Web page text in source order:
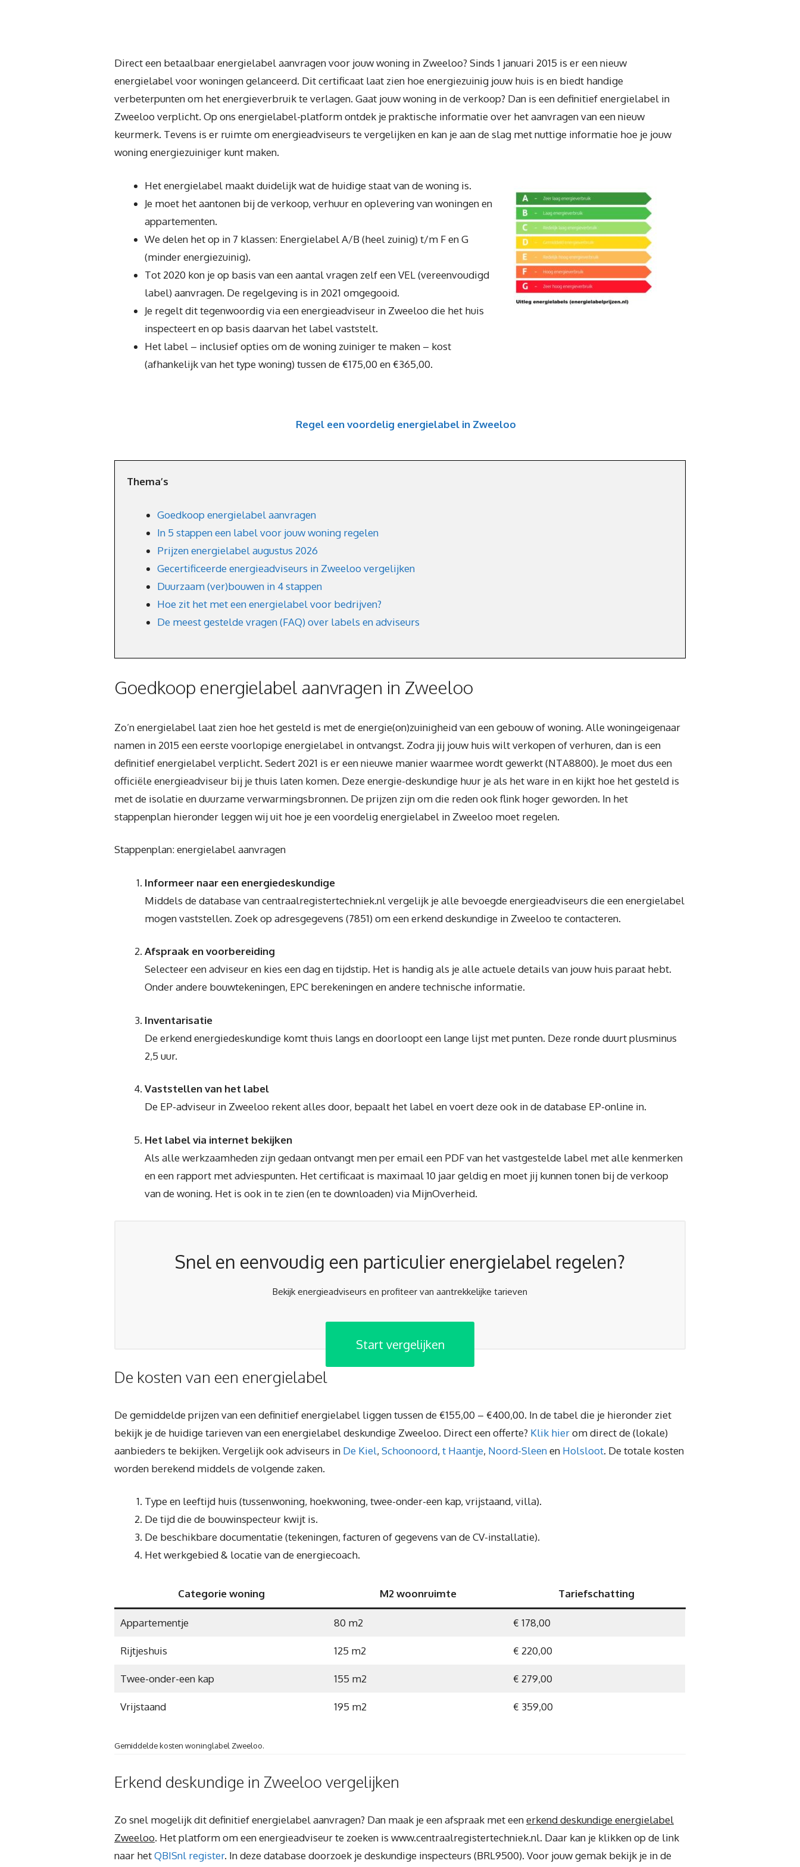
Direct een betaalbaar energielabel aanvragen voor jouw woning in Zweeloo? Sinds 1 januari 2015 is er een nieuw
energielabel voor woningen gelanceerd. Dit certificaat laat zien hoe energiezuinig jouw huis is en biedt handige
verbeterpunten om het energieverbruik te verlagen. Gaat jouw woning in de verkoop? Dan is een definitief energielabel in
Zweeloo verplicht. Op ons energielabel-platform ontdek je praktische informatie over het aanvragen van een nieuw
keurmerk. Tevens is er ruimte om energieadviseurs te vergelijken en kan je aan de slag met nuttige informatie hoe je jouw
woning energiezuiniger kunt maken.
Het energielabel maakt duidelijk wat de huidige staat van de woning is.
Je moet het aantonen bij de verkoop, verhuur en oplevering van woningen en
appartementen.
We delen het op in 7 klassen: Energielabel A/B (heel zuinig) t/m F en G
(minder energiezuinig).
Tot 2020 kon je op basis van een aantal vragen zelf een VEL (vereenvoudigd
label) aanvragen. De regelgeving is in 2021 omgegooid.
Je regelt dit tegenwoordig via een energieadviseur in Zweeloo die het huis
inspecteert en op basis daarvan het label vaststelt.
Het label – inclusief opties om de woning zuiniger te maken – kost
(afhankelijk van het type woning) tussen de €175,00 en €365,00.
Regel een voordelig energielabel in Zweeloo
Thema’s
Goedkoop energielabel aanvragen
In 5 stappen een label voor jouw woning regelen
Prijzen energielabel augustus 2026
Gecertificeerde energieadviseurs in Zweeloo vergelijken
Duurzaam (ver)bouwen in 4 stappen
Hoe zit het met een energielabel voor bedrijven?
De meest gestelde vragen (FAQ) over labels en adviseurs
Goedkoop energielabel aanvragen in Zweeloo
Zo’n energielabel laat zien hoe het gesteld is met de energie(on)zuinigheid van een gebouw of woning. Alle woningeigenaar
namen in 2015 een eerste voorlopige energielabel in ontvangst. Zodra jij jouw huis wilt verkopen of verhuren, dan is een
definitief energielabel verplicht. Sedert 2021 is er een nieuwe manier waarmee wordt gewerkt (NTA8800). Je moet dus een
officiële energieadviseur bij je thuis laten komen. Deze energie-deskundige huur je als het ware in en kijkt hoe het gesteld is
met de isolatie en duurzame verwarmingsbronnen. De prijzen zijn om die reden ook flink hoger geworden. In het
stappenplan hieronder leggen wij uit hoe je een voordelig energielabel in Zweeloo moet regelen.
Stappenplan: energielabel aanvragen
Informeer naar een energiedeskundige
Middels de database van centraalregistertechniek.nl vergelijk je alle bevoegde energieadviseurs die een energielabel
mogen vaststellen. Zoek op adresgegevens (7851) om een erkend deskundige in Zweeloo te contacteren.
Afspraak en voorbereiding
Selecteer een adviseur en kies een dag en tijdstip. Het is handig als je alle actuele details van jouw huis paraat hebt.
Onder andere bouwtekeningen, EPC berekeningen en andere technische informatie.
Inventarisatie
De erkend energiedeskundige komt thuis langs en doorloopt een lange lijst met punten. Deze ronde duurt plusminus
2,5 uur.
Vaststellen van het label
De EP-adviseur in Zweeloo rekent alles door, bepaalt het label en voert deze ook in de database EP-online in.
Het label via internet bekijken
Als alle werkzaamheden zijn gedaan ontvangt men per email een PDF van het vastgestelde label met alle kenmerken
en een rapport met adviespunten. Het certificaat is maximaal 10 jaar geldig en moet jij kunnen tonen bij de verkoop
van de woning. Het is ook in te zien (en te downloaden) via MijnOverheid.
Snel en eenvoudig een particulier energielabel regelen?
Bekijk energieadviseurs en profiteer van aantrekkelijke tarieven
Start vergelijken
De kosten van een energielabel
De gemiddelde prijzen van een definitief energielabel liggen tussen de €155,00 – €400,00. In de tabel die je hieronder ziet
bekijk je de huidige tarieven van een energielabel deskundige Zweeloo. Direct een offerte? Klik hierom direct de (lokale)
aanbieders te bekijken. Vergelijk ook adviseurs in De Kiel, Schoonoord, t Haantje, Noord-Sleenen Holsloot. De totale kosten
worden berekend middels de volgende zaken.
Type en leeftijd huis (tussenwoning, hoekwoning, twee-onder-een kap, vrijstaand, villa).
De tijd die de bouwinspecteur kwijt is.
De beschikbare documentatie (tekeningen, facturen of gegevens van de CV-installatie).
Het werkgebied & locatie van de energiecoach.
Categorie woning M2 woonruimte Tariefschatting
Appartementje 80 m2 € 178,00
Rijtjeshuis 125 m2 € 220,00
Twee-onder-een kap 155 m2 € 279,00
Vrijstaand 195 m2 € 359,00
Gemiddelde kosten woninglabel Zweeloo.
Erkend deskundige in Zweeloo vergelijken
Zo snel mogelijk dit definitief energielabel aanvragen? Dan maak je een afspraak met eenerkend deskundige energielabel
Zweeloo. Het platform om een energieadviseur te zoeken is www.centraalregistertechniek.nl. Daar kan je klikken op de link
naar hetQBISnl register. In deze database doorzoek je deskundige inspecteurs (BRL9500). Voor jouw gemak bekijk je in de